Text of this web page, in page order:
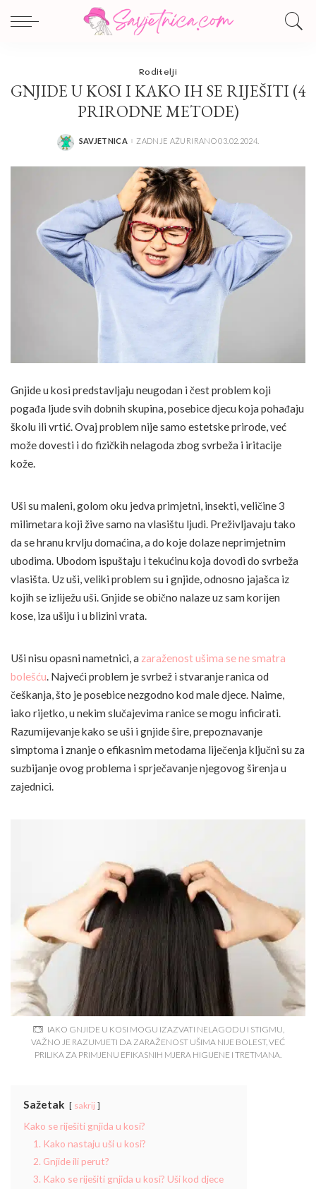
Roditelji
GNJIDE U KOSI I KAKO IH SE RIJEŠITI (4
PRIRODNE METODE)
POSTED
SAVJETNICA ZADNJE AŽURIRANO 03.02.2024.
Gnjide u kosi predstavljaju neugodan i čest problem koji
pogađa ljude svih dobnih skupina, posebice djecu koja pohađaju
školu ili vrtić. Ovaj problem nije samo estetske prirode, već
može dovesti i do fizičkih nelagoda zbog svrbeža i iritacije
kože.
Uši su maleni, golom oku jedva primjetni, insekti, veličine 3
milimetara koji žive samo na vlasištu ljudi. Preživljavaju tako
da se hranu krvlju domaćina, a do koje dolaze neprimjetnim
ubodima. Ubodom ispuštaju i tekućinu koja dovodi do svrbeža
vlasišta. Uz uši, veliki problem su i gnjide, odnosno jajašca iz
kojih se izliježu uši. Gnjide se obično nalaze uz sam korijen
kose, iza ušiju i u blizini vrata.
Uši nisu opasni nametnici, a zaraženost ušima se ne smatra
bolešću. Najveći problem je svrbež i stvaranje ranica od
češkanja, što je posebice nezgodno kod male djece. Naime,
iako rijetko, u nekim slučajevima ranice se mogu inficirati.
Razumijevanje kako se uši i gnjide šire, prepoznavanje
simptoma i znanje o efikasnim metodama liječenja ključni su za
suzbijanje ovog problema i sprječavanje njegovog širenja u
zajednici.
IAKO GNJIDE U KOSI MOGU IZAZVATI NELAGODU I STIGMU,
VAŽNO JE RAZUMJETI DA ZARAŽENOST UŠIMA NIJE BOLEST, VEĆ
PRILIKA ZA PRIMJENU EFIKASNIH MJERA HIGIJENE I TRETMANA.
Sažetak sakrij
Kako se riješiti gnjida u kosi?
1. Kako nastaju uši u kosi?
2. Gnjide ili perut?
3. Kako se riješiti gnjida u kosi? Uši kod djece